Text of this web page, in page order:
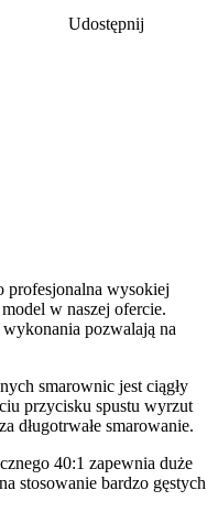
Udostępnij
profesjonalna wysokiej
w naszej ofercie.
pozwalają na
smarownic jest ciągły
przycisku spustu wyrzut
długotrwałe smarowanie.
40:1 zapewnia duże
stosowanie bardzo gęstych